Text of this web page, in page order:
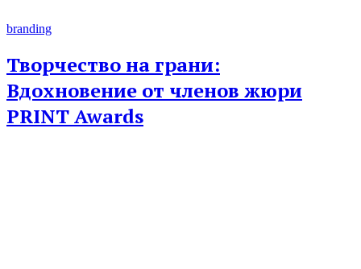
branding
Творчество на грани:
Вдохновение от членов жюри
PRINT Awards